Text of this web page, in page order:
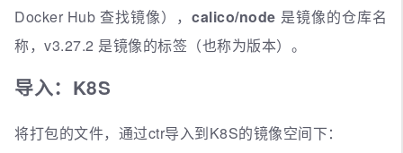
Docker Hub 查找镜像），calico/node 是镜像的仓库名
称，v3.27.2 是镜像的标签（也称为版本）。
导入：K8S
将打包的文件，通过ctr导入到K8S的镜像空间下：